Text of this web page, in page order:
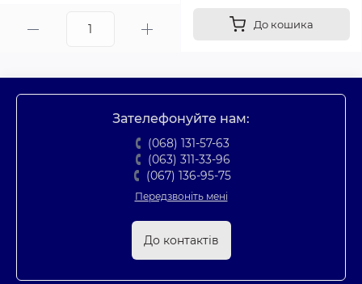
До кошика
Зателефонуйте нам:
(068) 131-57-63
(063) 311-33-96
(067) 136-95-75
Передзвоніть мені
До контактів